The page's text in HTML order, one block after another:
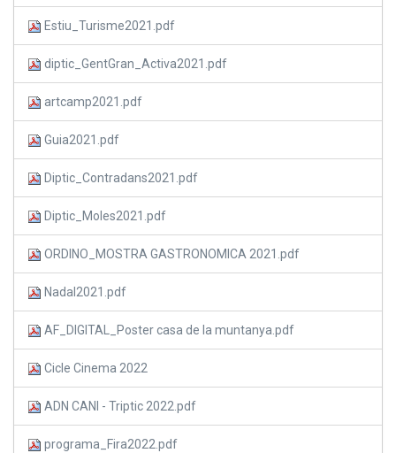
Estiu_Turisme2021.pdf
diptic_GentGran_Activa2021.pdf
artcamp2021.pdf
Guia2021.pdf
Diptic_Contradans2021.pdf
Diptic_Moles2021.pdf
ORDINO_MOSTRA GASTRONOMICA 2021.pdf
Nadal2021.pdf
AF_DIGITAL_Poster casa de la muntanya.pdf
Cicle Cinema 2022
ADN CANI - Triptic 2022.pdf
programa_Fira2022.pdf